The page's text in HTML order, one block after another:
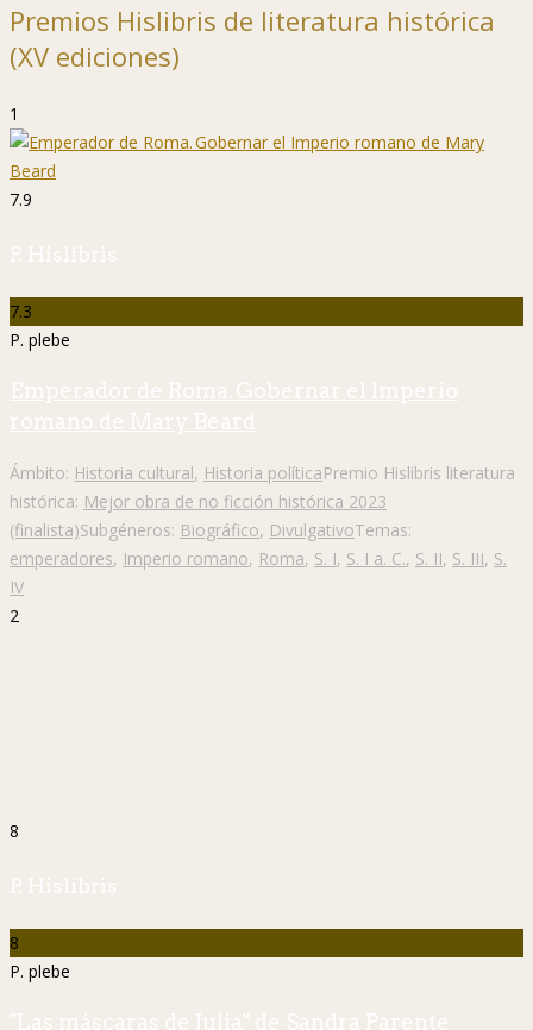
Premios Hislibris de literatura histórica
(XV ediciones)
1
7.9
P. Hislibris
7.3
P. plebe
Emperador de Roma. Gobernar el Imperio
romano de Mary Beard
Ámbito: Historia cultural, Historia políticaPremio Hislibris literatura
histórica: Mejor obra de no ficción histórica 2023
(finalista)Subgéneros: Biográfico, DivulgativoTemas:
emperadores, Imperio romano, Roma, S. I, S. I a. C., S. II, S. III, S.
IV
2
8
P. Hislibris
8
P. plebe
"Las máscaras de Julia" de Sandra Parente